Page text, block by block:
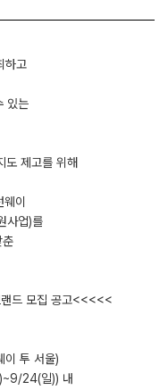
하고
있는
도 제고를 위해
이
사업)를
춘
드 모집 공고<<<<<
투 서울)
24(일)) 내